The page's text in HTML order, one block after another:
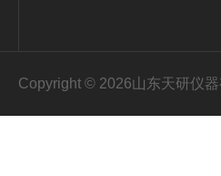
Copyright © 2026山东天研仪